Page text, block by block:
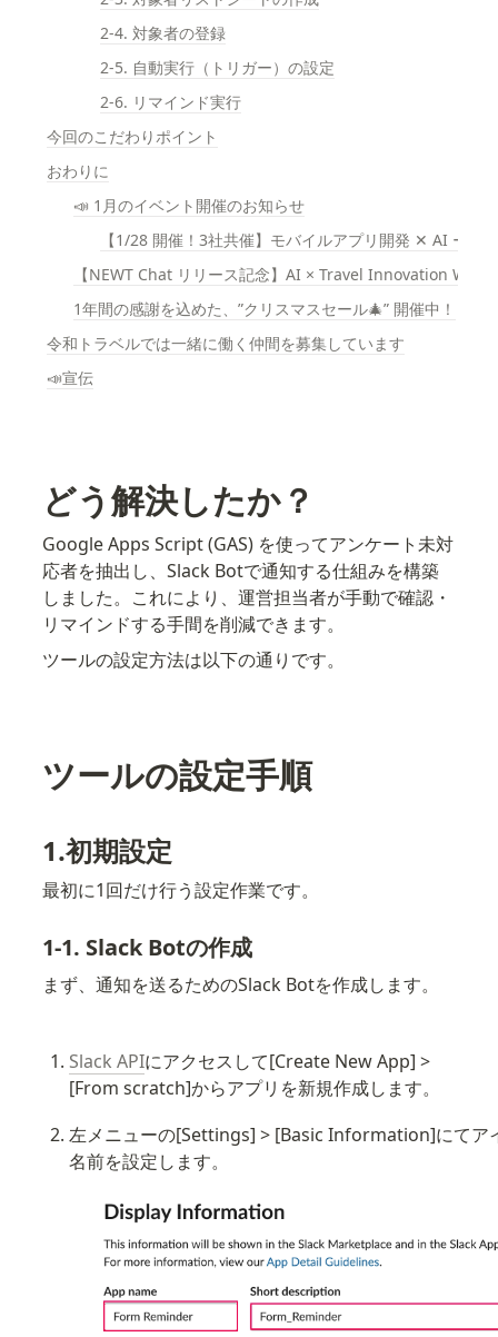
2-4. 対象者の登録
2-5. 自動実行（トリガー）の設定
2-6. リマインド実行
今回のこだわりポイント
おわりに
📣 1月のイベント開催のお知らせ
【1/28 開催！3社共催】モバイルアプリ開発 ✕ AI ー
【NEWT Chat リリース記念】AI × Travel Innovation Week
1年間の感謝を込めた、”クリスマスセール🎄” 開催中！
令和トラベルでは一緒に働く仲間を募集しています
📣宣伝
どう解決したか？
Google Apps Script (GAS) を使ってアンケート未対
応者を抽出し、Slack Botで通知する仕組みを構築
しました。これにより、運営担当者が手動で確認・
リマインドする手間を削減できます。
ツールの設定方法は以下の通りです。
ツールの設定手順
1.初期設定
最初に1回だけ行う設定作業です。
1-1. Slack Botの作成
まず、通知を送るためのSlack Botを作成します。
Slack APIにアクセスして[Create New App] >
[From scratch]からアプリを新規作成します。
左メニューの[Settings] > [Basic Information]にてア
名前を設定します。